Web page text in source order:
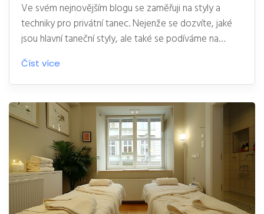
Ve svém nejnovějším blogu se zaměřuji na styly a
techniky pro privátní tanec. Nejenže se dozvíte, jaké
jsou hlavní taneční styly, ale také se podíváme na
základní techniky, které vám pomohou zlepšit vaše
dovednosti. Snažím se také sdělit, jak důležitá je
správná technika a jak významnou roli hraje v umění
tance. Všechny tyto informace jsou zde pro vás, ať už
jste začátečník nebo pokročilý tanečník. Takže,
pojďme se ponořit do světa privátního tance a objevit
jeho tajemství.
Číst více